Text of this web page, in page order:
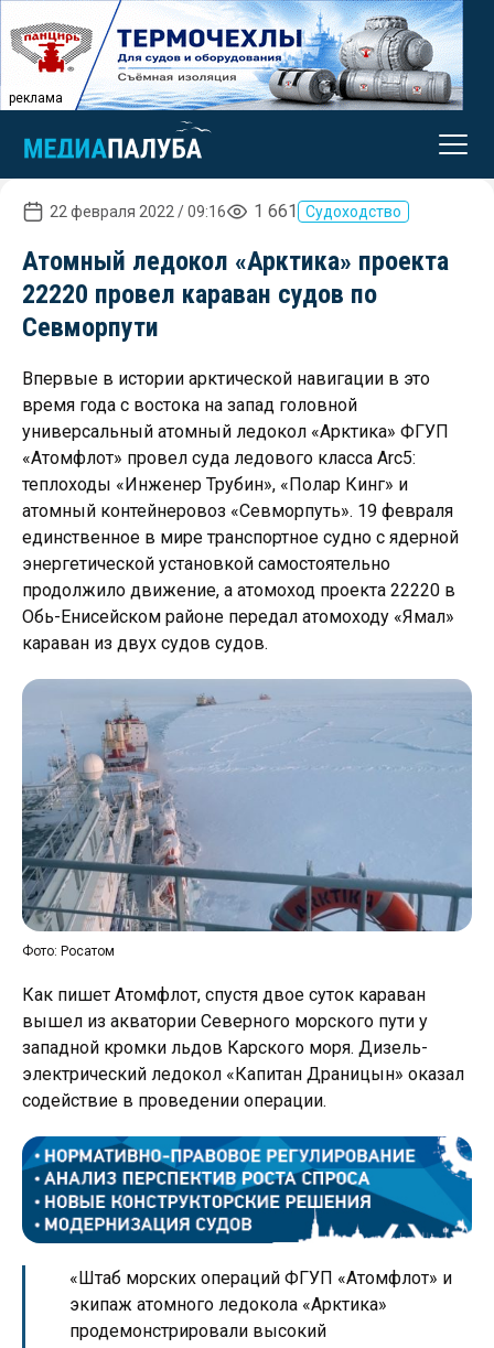
реклама
22 февраля 2022 / 09:16 1 661 Судоходство
Атомный ледокол «Арктика» проекта
22220 провел караван судов по
Севморпути
Впервые в истории арктической навигации в это
время года с востока на запад головной
универсальный атомный ледокол «Арктика» ФГУП
«Атомфлот» провел суда ледового класса Arc5:
теплоходы «Инженер Трубин», «Полар Кинг» и
атомный контейнеровоз «Севморпуть». 19 февраля
единственное в мире транспортное судно с ядерной
энергетической установкой самостоятельно
продолжило движение, а атомоход проекта 22220 в
Обь-Енисейском районе передал атомоходу «Ямал»
караван из двух судов судов.
Фото: Росатом
Как пишет Атомфлот, спустя двое суток караван
вышел из акватории Северного морского пути у
западной кромки льдов Карского моря. Дизель-
электрический ледокол «Капитан Драницын» оказал
содействие в проведении операции.
«Штаб морских операций ФГУП «Атомфлот» и
экипаж атомного ледокола «Арктика»
продемонстрировали высокий